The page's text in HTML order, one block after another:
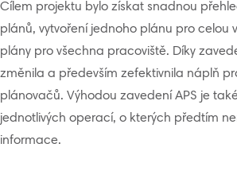
Cílem projektu bylo získat snadnou
plánů, vytvoření jednoho plánu pro celou
plány pro všechna pracoviště. Díky
změnila a především zefektivnila náplň
plánovačů. Výhodou zavedení APS je
jednotlivých operací, o kterých předtím
informace.